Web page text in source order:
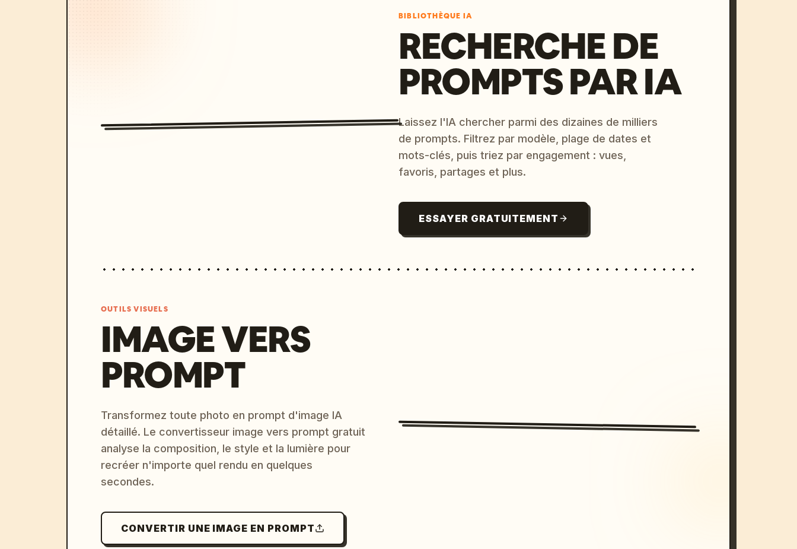
BIBLIOTHÈQUE IA
RECHERCHE DE
PROMPTS PAR IA
Laissez l'IA chercher parmi des dizaines de milliers
de prompts. Filtrez par modèle, plage de dates et
mots-clés, puis triez par engagement : vues,
favoris, partages et plus.
ESSAYER GRATUITEMENT
OUTILS VISUELS
IMAGE VERS
PROMPT
Transformez toute photo en prompt d'image IA
détaillé. Le convertisseur image vers prompt gratuit
analyse la composition, le style et la lumière pour
recréer n'importe quel rendu en quelques
secondes.
CONVERTIR UNE IMAGE EN PROMPT